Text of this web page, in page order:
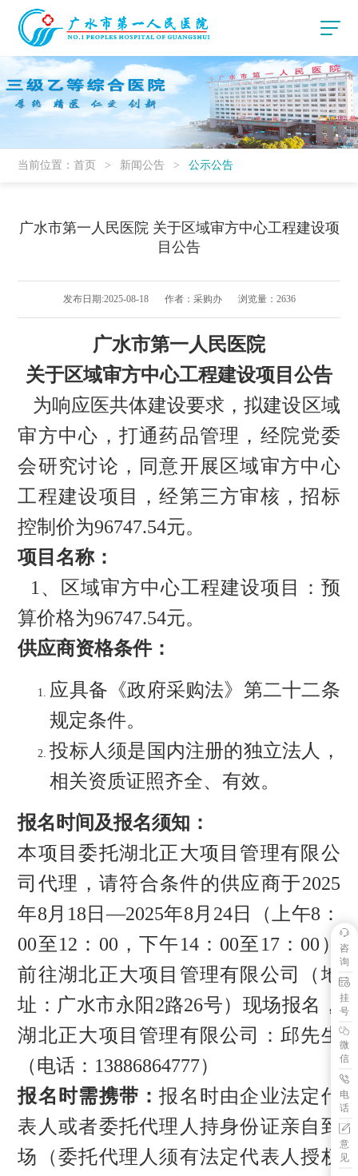
当前位置：首页 > 新闻公告 > 公示公告
广水市第一人民医院 关于区域审方中心工程建设项
目公告
发布日期:2025-08-18 作者：采购办 浏览量：2636
广水市第一人民医院
关于区域审方中心工程建设项目公告
为响应医共体建设要求，拟建设区域
审方中心，打通药品管理，经院党委
会研究讨论，同意开展区域审方中心
工程建设项目，经第三方审核，招标
控制价为96747.54元。
项目名称：
1、区域审方中心工程建设项目：预
算价格为96747.54元。
供应商资格条件：
应具备《政府采购法》第二十二条
规定条件。
投标人须是国内注册的独立法人，
相关资质证照齐全、有效。
报名时间及报名须知：
本项目委托湖北正大项目管理有限公
司代理，请符合条件的供应商于2025
年8月 18 日—2025年8月 24日（上午8：
00至12：00，下午14：00至17：00）
前往湖北正大项目管理有限公司（地
址：广水市永阳2路26号）现场报名，
湖北正大项目管理有限公司：邱先生
（电话：13886864777）
报名时需携带：报名时由企业法定代
表人或者委托代理人持身份证亲自到
场（委托代理人须有法定代表人授权
咨
询
挂
号
微
信
电
话
意
见